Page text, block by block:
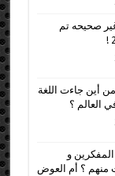
غير صحيحه تم
أين جاءت اللغة
العالم ؟
و
منهم ؟ أم العوض